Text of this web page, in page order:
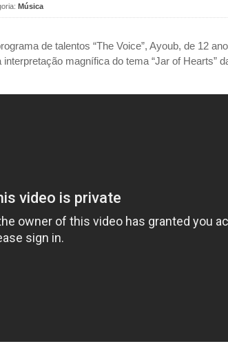
Música
de talentos “The Voice”, Ayoub, de 12
magnífica do tema “Jar of Hearts”